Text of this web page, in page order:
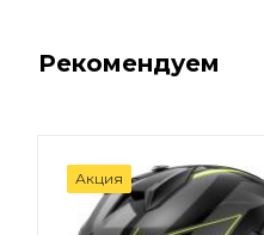
Рекомендуем
Акция